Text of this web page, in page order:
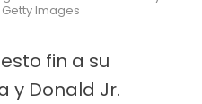
Images
fin a su
y Donald Jr.